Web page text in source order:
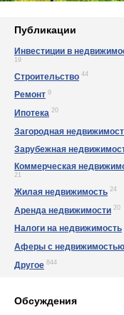
Публикации
Инвестиции в
19
Строительство 44
Ремонт 9
Ипотека 20
Загородная
Зарубежная
Коммерческая
21
Жилая недвижимость 24
Аренда недвижимости 20
Налоги на недвижимость
Аферы с недвижимостью
Другое 844
Обсуждения